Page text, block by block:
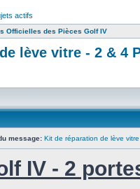
actifs
Officielles des Pièces Golf IV
lève vitre - 2 & 4
message: Kit de réparation de lève
IV - 2